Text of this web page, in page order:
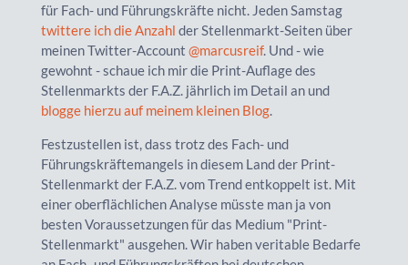
für Fach- und Führungskräfte nicht. Jeden Samstag
twittere ich die Anzahl der Stellenmarkt-Seiten über
meinen Twitter-Account @marcusreif. Und - wie
gewohnt - schaue ich mir die Print-Auflage des
Stellenmarkts der F.A.Z. jährlich im Detail an und
blogge hierzu auf meinem kleinen Blog.
Festzustellen ist, dass trotz des Fach- und
Führungskräftemangels in diesem Land der Print-
Stellenmarkt der F.A.Z. vom Trend entkoppelt ist. Mit
einer oberflächlichen Analyse müsste man ja von
besten Voraussetzungen für das Medium "Print-
Stellenmarkt" ausgehen. Wir haben veritable Bedarfe